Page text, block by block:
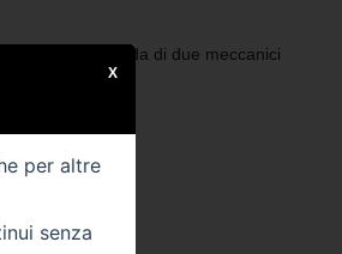
rapida di due meccanici
per altre
senza
X